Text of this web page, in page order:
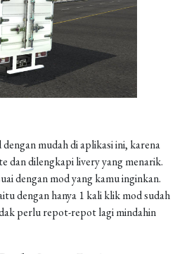
mudah di aplikasi ini, karena
dan dilengkapi livery yang menarik.
dengan mod yang kamu inginkan.
dengan hanya 1 kali klik mod sudah
perlu repot-repot lagi mindahin